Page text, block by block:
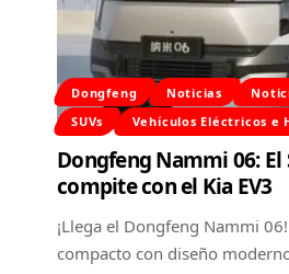
Dongfeng Noticias
SUVs
Vehículos Eléctricos e
Dongfeng Nammi 06: El
compite con el Kia EV3
¡Llega el Dongfeng Nammi
compacto con diseño